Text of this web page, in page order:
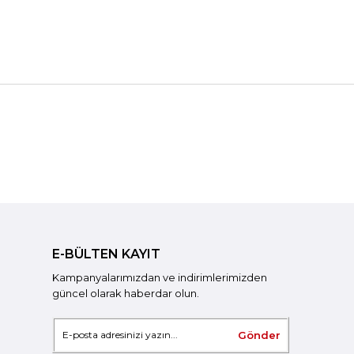
E-BÜLTEN KAYIT
Kampanyalarımızdan ve indirimlerimizden
güncel olarak haberdar olun.
Gönder